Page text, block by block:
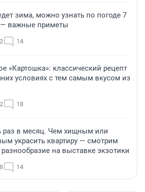
зима, можно узнать по погоде 7
— важные приметы
14
«Картошка»: классический рецепт
условиях с тем самым вкусом из
18
раз в месяц. Чем хищным или
украсить квартиру — смотрим
на выставке экзотики
14